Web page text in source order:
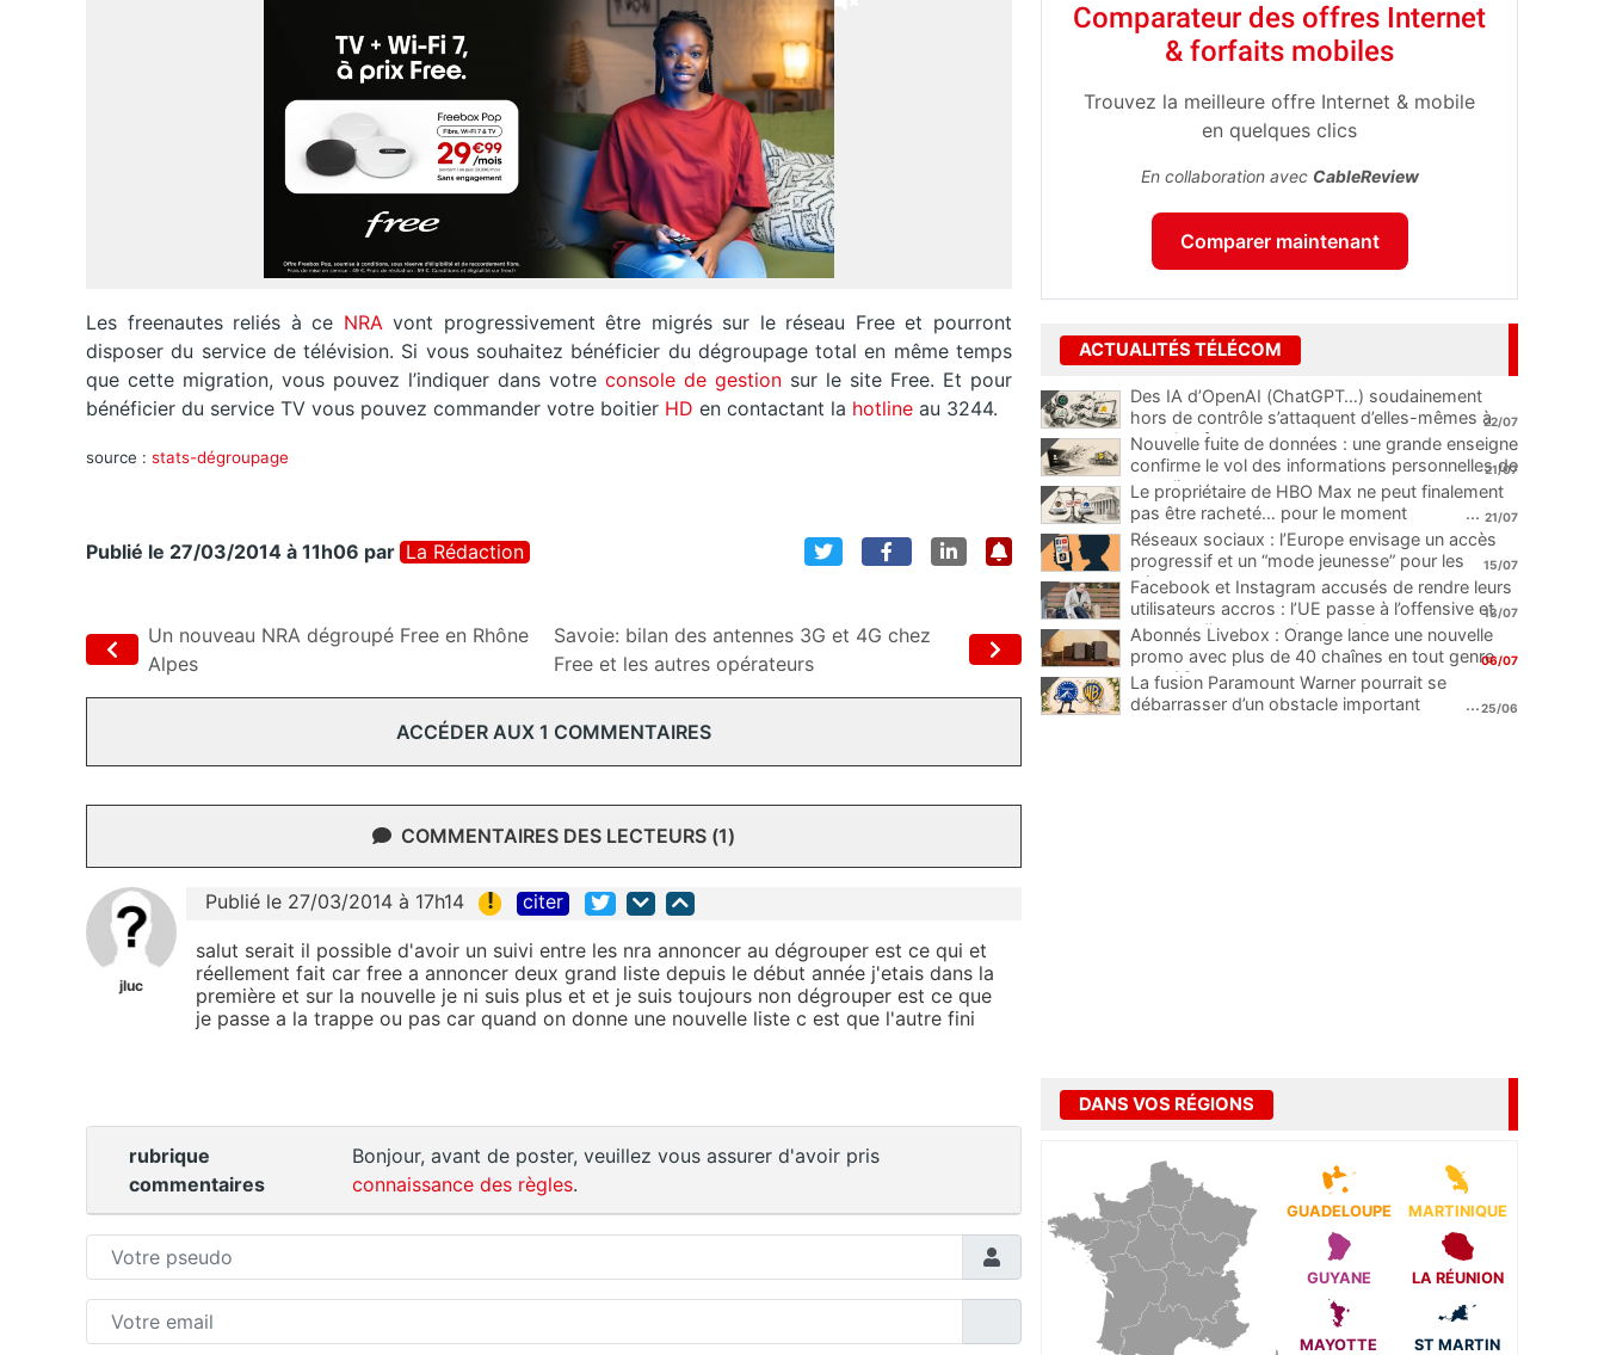
Les freenautes reliés à ce NRAvont progressivement être migrés sur le réseau Free et pourront
disposer du service de télévision. Si vous souhaitez bénéficier du dégroupage total en même temps
que cette migration, vous pouvez l’indiquer dans votre console de gestion sur le site Free. Et pour
bénéficier du service TV vous pouvez commander votre boitier HD en contactant la hotline au 3244.
source : stats-dégroupage
Publié le 27/03/2014 à 11h06 par La Rédaction
Un nouveau NRA dégroupé Free en Rhône
Alpes
Savoie: bilan des antennes 3G et 4G chez
Free et les autres opérateurs
ACCÉDER AUX 1 COMMENTAIRES
COMMENTAIRES DES LECTEURS (1)
jluc
Publié le 27/03/2014 à 17h14 ! citer
salut serait il possible d'avoir un suivi entre les nra annoncer au dégrouper est ce qui et
réellement fait car free a annoncer deux grand liste depuis le début année j'etais dans la
première et sur la nouvelle je ni suis plus et et je suis toujours non dégrouper est ce que
je passe a la trappe ou pas car quand on donne une nouvelle liste c est que l'autre fini
rubrique
commentaires
Bonjour, avant de poster, veuillez vous assurer d'avoir pris
connaissance des règles.
Comparateur des offres Internet
& forfaits mobiles
Trouvez la meilleure offre Internet & mobile
en quelques clics
En collaboration avec CableReview
Comparer maintenant
ACTUALITÉS TÉLÉCOM
Des IA d’OpenAI (ChatGPT…) soudainement
hors de contrôle s’attaquent d’elles-mêmes à
une plateforme
...
22/07
Nouvelle fuite de données : une grande enseigne
confirme le vol des informations personnelles de
ses clients
...
21/07
Le propriétaire de HBO Max ne peut finalement
pas être racheté… pour le moment
... 21/07
Réseaux sociaux : l’Europe envisage un accès
progressif et un “mode jeunesse” pour les
mineurs
...
15/07
Facebook et Instagram accusés de rendre leurs
utilisateurs accros : l’UE passe à l’offensive et
menace d’une amende record
...
13/07
Abonnés Livebox : Orange lance une nouvelle
promo avec plus de 40 chaînes en tout genre
pour 1€
06/07
La fusion Paramount Warner pourrait se
débarrasser d’un obstacle important
...25/06
DANS VOS RÉGIONS
GUADELOUPE MARTINIQUE
GUYANE LA RÉUNION
MAYOTTE ST MARTIN